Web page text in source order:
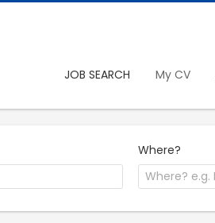
JOB SEARCH My CV
Where?